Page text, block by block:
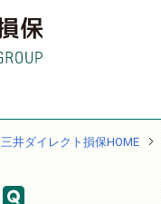
三井ダイレクト損保HOME